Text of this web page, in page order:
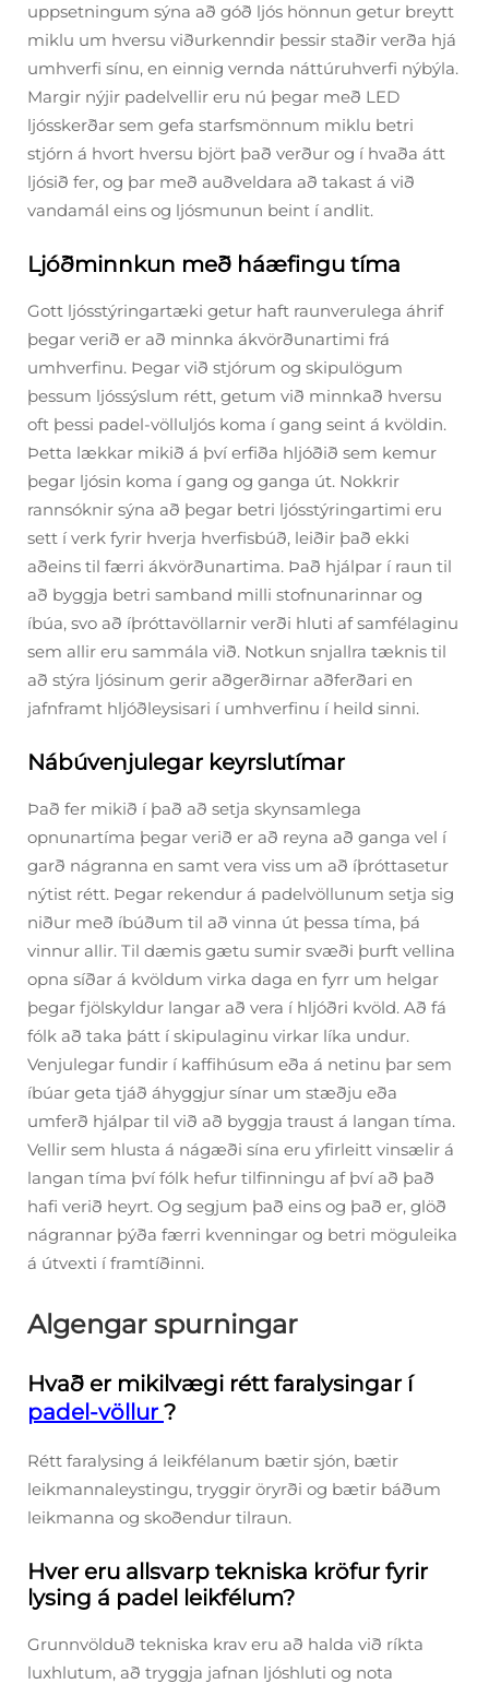
uppsetningum sýna að góð ljós hönnun getur breytt
miklu um hversu viðurkenndir þessir staðir verða hjá
umhverfi sínu, en einnig vernda náttúruhverfi nýbýla.
Margir nýjir padelvellir eru nú þegar með LED
ljósskerðar sem gefa starfsmönnum miklu betri
stjórn á hvort hversu björt það verður og í hvaða átt
ljósið fer, og þar með auðveldara að takast á við
vandamál eins og ljósmunun beint í andlit.
Ljóðminnkun með háæfingu tíma
Gott ljósstýringartæki getur haft raunverulega áhrif
þegar verið er að minnka ákvörðunartimi frá
umhverfinu. Þegar við stjórum og skipulögum
þessum ljóssýslum rétt, getum við minnkað hversu
oft þessi padel-völluljós koma í gang seint á kvöldin.
Þetta lækkar mikið á því erfiða hljóðið sem kemur
þegar ljósin koma í gang og ganga út. Nokkrir
rannsóknir sýna að þegar betri ljósstýringartimi eru
sett í verk fyrir hverja hverfisbúð, leiðir það ekki
aðeins til færri ákvörðunartima. Það hjálpar í raun til
að byggja betri samband milli stofnunarinnar og
íbúa, svo að íþróttavöllarnir verði hluti af samfélaginu
sem allir eru sammála við. Notkun snjallra tæknis til
að stýra ljósinum gerir aðgerðirnar aðferðari en
jafnframt hljóðleysisari í umhverfinu í heild sinni.
Nábúvenjulegar keyrslutímar
Það fer mikið í það að setja skynsamlega
opnunartíma þegar verið er að reyna að ganga vel í
garð nágranna en samt vera viss um að íþróttasetur
nýtist rétt. Þegar rekendur á padelvöllunum setja sig
niður með íbúðum til að vinna út þessa tíma, þá
vinnur allir. Til dæmis gætu sumir svæði þurft vellina
opna síðar á kvöldum virka daga en fyrr um helgar
þegar fjölskyldur langar að vera í hljóðri kvöld. Að fá
fólk að taka þátt í skipulaginu virkar líka undur.
Venjulegar fundir í kaffihúsum eða á netinu þar sem
íbúar geta tjáð áhyggjur sínar um stæðju eða
umferð hjálpar til við að byggja traust á langan tíma.
Vellir sem hlusta á nágæði sína eru yfirleitt vinsælir á
langan tíma því fólk hefur tilfinningu af því að það
hafi verið heyrt. Og segjum það eins og það er, glöð
nágrannar þýða færri kvenningar og betri möguleika
á útvexti í framtíðinni.
Algengar spurningar
Hvað er mikilvægi rétt faralysingar í
padel-völlur ?
Rétt faralysing á leikfélanum bætir sjón, bætir
leikmannaleystingu, tryggir öryrði og bætir báðum
leikmanna og skoðendur tilraun.
Hver eru allsvarp tekniska kröfur fyrir
lysing á padel leikfélum?
Grunnvölduð tekniska krav eru að halda við ríkta
luxhlutum, að tryggja jafnan ljóshluti og nota